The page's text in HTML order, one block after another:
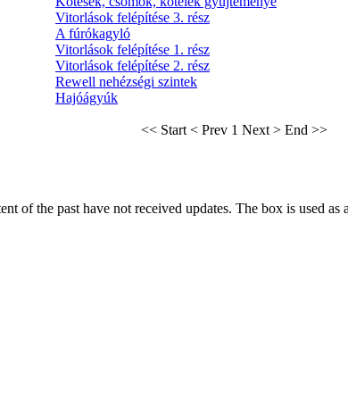
Vitorlások felépítése 3. rész
A fúrókagyló
Vitorlások felépítése 1. rész
Vitorlások felépítése 2. rész
Rewell nehézségi szintek
Hajóágyúk
<< Start < Prev 1 Next > End >>
of the past have not received updates. The box is used